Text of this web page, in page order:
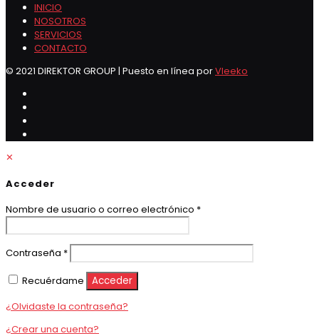
INICIO
NOSOTROS
SERVICIOS
CONTACTO
© 2021 DIREKTOR GROUP | Puesto en línea porVleeko
✕
Acceder
Nombre de usuario o correo electrónico *Obligatorio
Contraseña *Obligatorio
Recuérdame
Acceder
¿Olvidaste la contraseña?
¿Crear una cuenta?